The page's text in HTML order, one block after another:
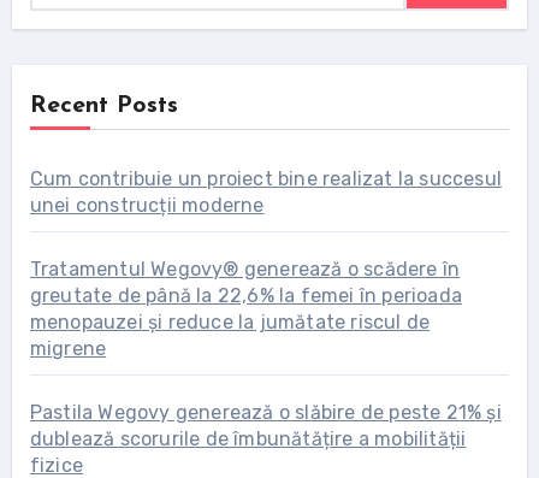
Recent Posts
Cum contribuie un proiect bine realizat la succesul
unei construcții moderne
Tratamentul Wegovy® generează o scădere în
greutate de până la 22,6% la femei în perioada
menopauzei și reduce la jumătate riscul de
migrene
Pastila Wegovy generează o slăbire de peste 21% și
dublează scorurile de îmbunătățire a mobilității
fizice